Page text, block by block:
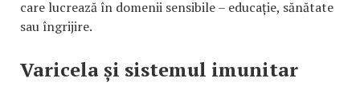
care lucrează în domenii sensibile – educație, sănătate
sau îngrijire.
Varicela și sistemul imunitar